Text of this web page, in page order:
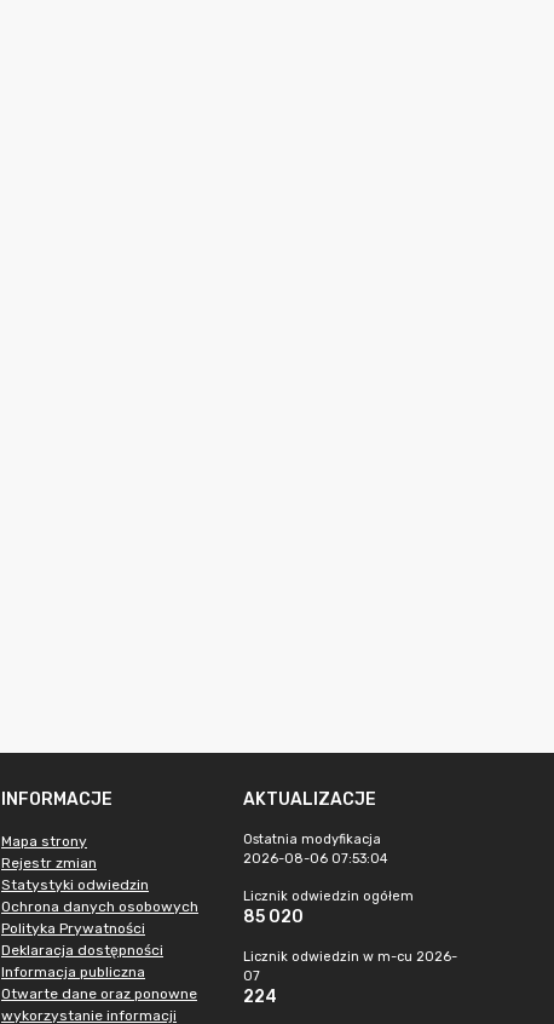
INFORMACJE
Mapa strony
Rejestr zmian
Statystyki odwiedzin
Ochrona danych osobowych
Polityka Prywatności
Deklaracja dostępności
Informacja publiczna
Otwarte dane oraz ponowne
wykorzystanie informacji
AKTUALIZACJE
Ostatnia modyfikacja
2026-08-06 07:53:04
Licznik odwiedzin ogółem
85 020
Licznik odwiedzin w m-cu 2026-
07
224